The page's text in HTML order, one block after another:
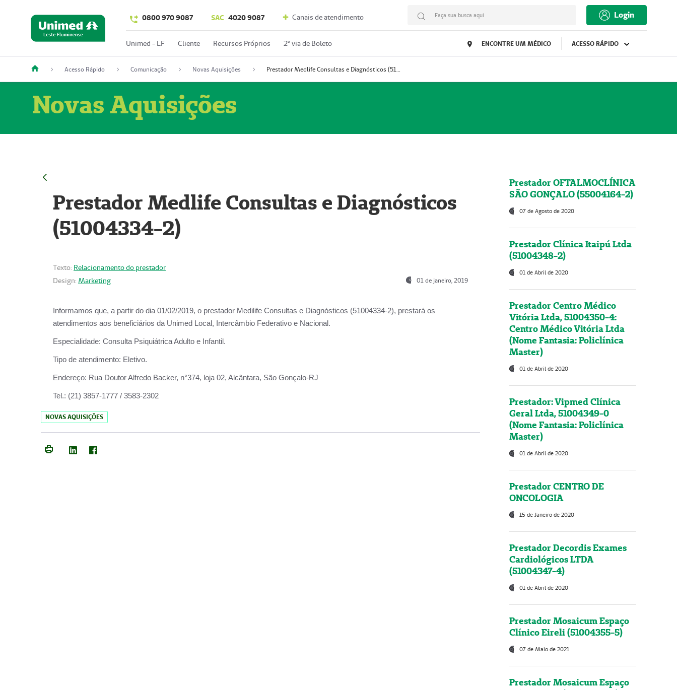
0800 970 9087 SAC 4020 9087 Canais de atendimento Faça sua busca aqui Login
Unimed - LF Cliente Recursos Próprios 2º via de Boleto ENCONTRE UM MÉDICO ACESSO RÁPIDO
Acesso Rápido Comunicação Novas Aquisições Prestador Medlife Consultas e Diagnósticos (51004334-2)
Novas Aquisições
Prestador Medlife Consultas e Diagnósticos
(51004334-2)
Texto: Relacionamento do prestador
Design: Marketing 01 de janeiro, 2019
Informamos que, a partir do dia 01/02/2019, o prestador Medilife Consultas e Diagnósticos (51004334-2), prestará os
atendimentos aos beneficiários da Unimed Local, Intercâmbio Federativo e Nacional.
Especialidade: Consulta Psiquiátrica Adulto e Infantil.
Tipo de atendimento: Eletivo.
Endereço: Rua Doutor Alfredo Backer, n°374, loja 02, Alcântara, São Gonçalo-RJ
Tel.: (21) 3857-1777 / 3583-2302
NOVAS AQUISIÇÕES
Prestador OFTALMOCLÍNICA
SÃO GONÇALO (55004164-2)
07 de Agosto de 2020
Prestador Clínica Itaipú Ltda
(51004348-2)
01 de Abril de 2020
Prestador Centro Médico
Vitória Ltda, 51004350-4:
Centro Médico Vitória Ltda
(Nome Fantasia: Policlínica
Master)
01 de Abril de 2020
Prestador: Vipmed Clínica
Geral Ltda, 51004349-0
(Nome Fantasia: Policlínica
Master)
01 de Abril de 2020
Prestador CENTRO DE
ONCOLOGIA
15 de Janeiro de 2020
Prestador Decordis Exames
Cardiológicos LTDA
(51004347-4)
01 de Abril de 2020
Prestador Mosaicum Espaço
Clínico Eireli (51004355-5)
07 de Maio de 2021
Prestador Mosaicum Espaço